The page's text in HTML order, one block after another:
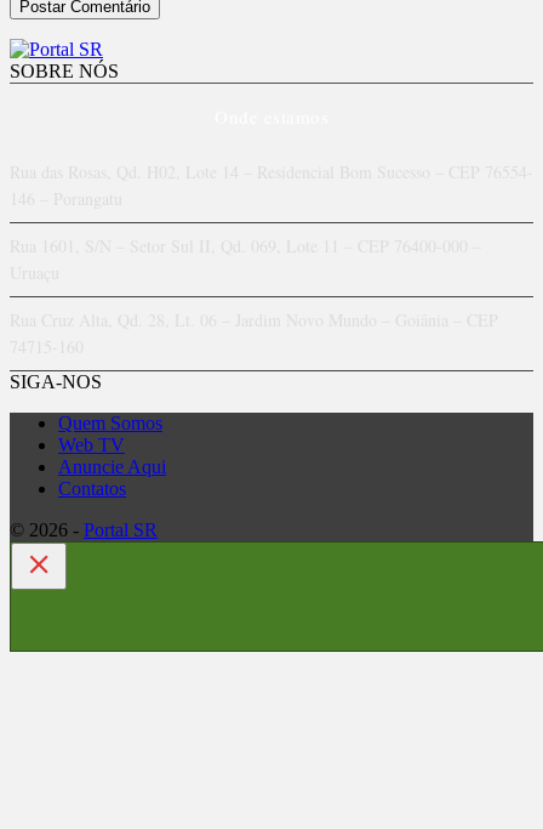
SOBRE NÓS
SIGA-NOS
Quem Somos
Web TV
Anuncie Aqui
Contatos
© 2026 - Portal SR